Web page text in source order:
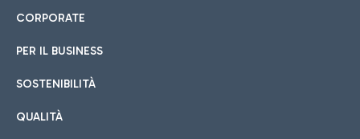
CORPORATE
PER IL BUSINESS
SOSTENIBILITÀ
QUALITÀ